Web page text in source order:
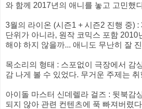
와 함께 2017년의 애니를 놓고 고민했
3월의 라이온 (시즌1 + 시즌2 진행 중) :
단위가 아니라, 원작 코믹스 포함 2010
해야 하지 않을까... 애니도 무난히 잘
목소리의 형태 : 스포없이 극장에서 감
감 나게 볼 수 있었다. 무거운 주제는
아이돌 마스터 신데렐라 걸즈 : 뒷북감
되지 않아 관련 컨텐츠에 푹 빠져버렸